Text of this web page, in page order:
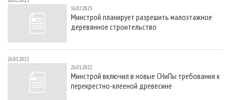
СУШКА ДРЕВЕСИНЫ
ПРОИЗВОДСТВО ДРЕВЕСНЫХ ПЛИТ
ДЕРЕВЯННОЕ ДОМОСТРОЕНИЕ
ПРОИЗВОДСТВО МЕБЕЛИ
БИОЭНЕРГЕТИКА
ЦБП
ПЕРСОНЫ
МОБИЛЬНЫЕ ВЫСТАВКИ
ОФИЦИАЛЬНЫЕ ДЕЛЕГАЦИИ
ПРИОРИТЕТНЫЕ ИНВЕСТПРОЕКТЫ
RUSSIAN FORESTRY REVIEW
ГАЗЕТА ЛЕСПРОМФОРУМ
РЕКЛАМА НА САЙТЕ
16.02.2023
Минстрой планирует разрешить малоэтажное
деревянное строительство
26.01.2022
26.01.2022
Минстрой включил в новые СНиПы требования к
перекрестно-клееной древесине